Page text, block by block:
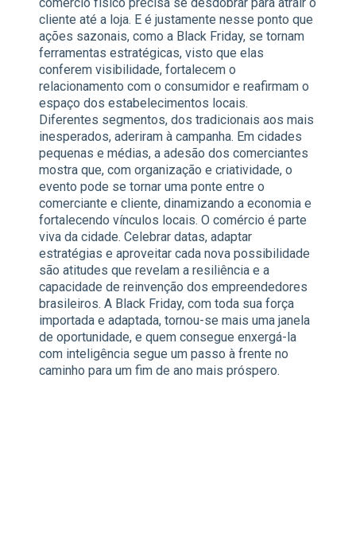
cliente até a loja. E é justamente nesse ponto que
ações sazonais, como a Black Friday, se tornam
ferramentas estratégicas, visto que elas
conferem visibilidade, fortalecem o
relacionamento com o consumidor e reafirmam o
espaço dos estabelecimentos locais.
Diferentes segmentos, dos tradicionais aos mais
inesperados, aderiram à campanha. Em cidades
pequenas e médias, a adesão dos comerciantes
mostra que, com organização e criatividade, o
evento pode se tornar uma ponte entre o
comerciante e cliente, dinamizando a economia e
fortalecendo vínculos locais. O comércio é parte
viva da cidade. Celebrar datas, adaptar
estratégias e aproveitar cada nova possibilidade
são atitudes que revelam a resiliência e a
capacidade de reinvenção dos empreendedores
brasileiros. A Black Friday, com toda sua força
importada e adaptada, tornou-se mais uma janela
de oportunidade, e quem consegue enxergá-la
com inteligência segue um passo à frente no
caminho para um fim de ano mais próspero.